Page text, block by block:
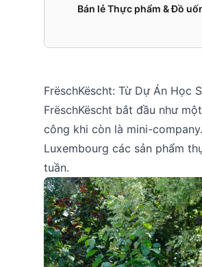
Bán lẻ Thực phẩm & Đồ
FrëschKëscht: Từ Dự Án Học
FrëschKëscht bắt đầu như
công khi còn là mini-
Luxembourg các sản phẩm
tuần.